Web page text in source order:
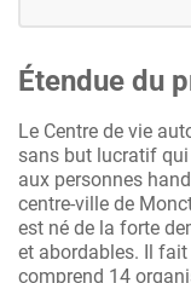
Étendue du
Le Centre de vie
sans but lucratif
aux personnes
centre-ville de
est né de la forte
et abordables. Il
comprend 14